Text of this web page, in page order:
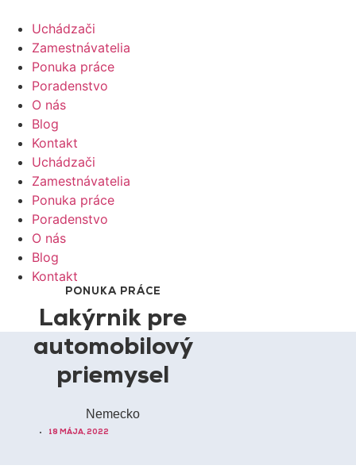
Uchádzači
Zamestnávatelia
Ponuka práce
Poradenstvo
O nás
Blog
Kontakt
Uchádzači
Zamestnávatelia
Ponuka práce
Poradenstvo
O nás
Blog
Kontakt
PONUKA PRÁCE
Lakýrnik pre
automobilový
priemysel
Nemecko
18 MÁJA, 2022